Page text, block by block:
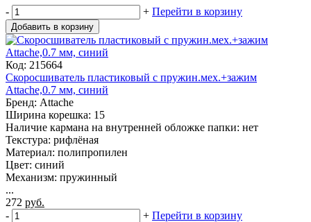
- + Перейти в корзину
Добавить в корзину
Код: 215664
Скоросшиватель пластиковый с пружин.мех.+зажим
Attache,0.7 мм, синий
Бренд: Attache
Ширина корешка: 15
Наличие кармана на внутренней обложке папки: нет
Текстура: рифлёная
Материал: полипропилен
Цвет: синий
Механизм: пружинный
...
272 руб.
-
+ Перейти в корзину